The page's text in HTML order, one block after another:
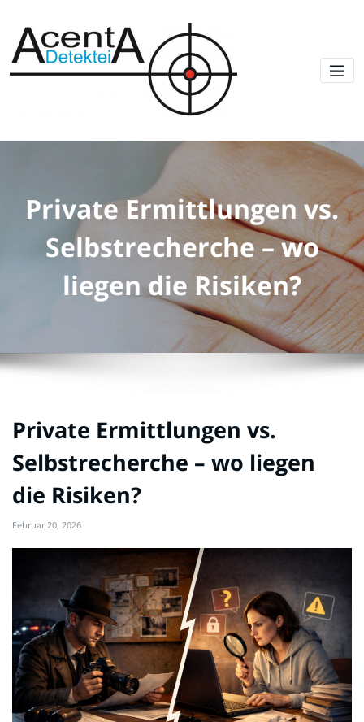
Private Ermittlungen vs.
Selbstrecherche – wo
liegen die Risiken?
Private Ermittlungen vs.
Selbstrecherche – wo liegen
die Risiken?
Februar 20, 2026